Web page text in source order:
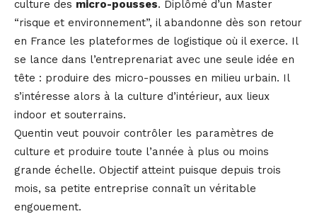
culture des micro-pousses. Diplômé d’un Master
“risque et environnement”, il abandonne dès son retour
en France les plateformes de logistique où il exerce. Il
se lance dans l’entreprenariat avec une seule idée en
tête : produire des micro-pousses en milieu urbain. Il
s’intéresse alors à la culture d’intérieur, aux lieux
indoor et souterrains.
Quentin veut pouvoir contrôler les paramètres de
culture et produire toute l’année à plus ou moins
grande échelle. Objectif atteint puisque depuis trois
mois, sa petite entreprise connaît un véritable
engouement.